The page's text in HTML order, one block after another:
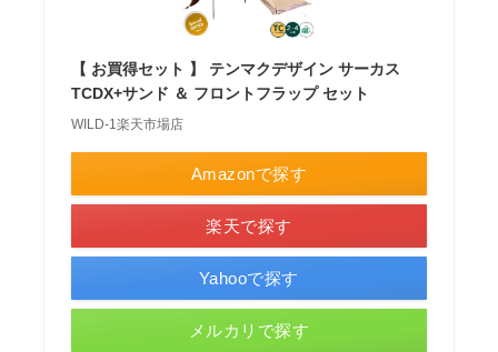
【 お買得セット 】 テンマクデザイン サーカス
TCDX+サンド ＆ フロントフラップ セット
WILD-1楽天市場店
Amazonで探す
楽天で探す
Yahooで探す
メルカリで探す